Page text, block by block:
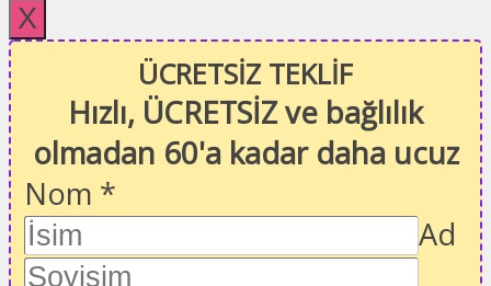
X
ÜCRETSİZ TEKLİF
Hızlı, ÜCRETSİZ ve bağlılık
olmadan 60'a kadar daha ucuz
Nom *
Ad